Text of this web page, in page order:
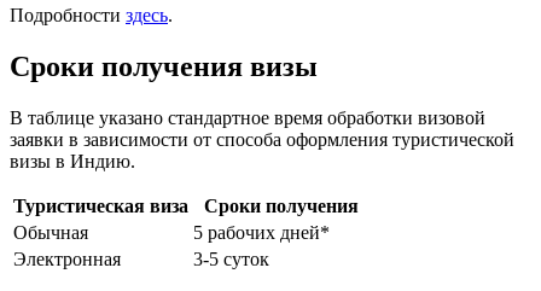
Подробности здесь.
Сроки получения визы
В таблице указано стандартное время обработки визовой
заявки в зависимости от способа оформления туристической
визы в Индию.
Туристическая виза
Сроки получения
Обычная
5 рабочих дней*
Электронная
3-5 суток